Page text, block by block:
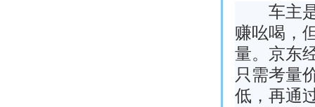
车主是
赚吆喝，
量。京东
只需考量
低，再通